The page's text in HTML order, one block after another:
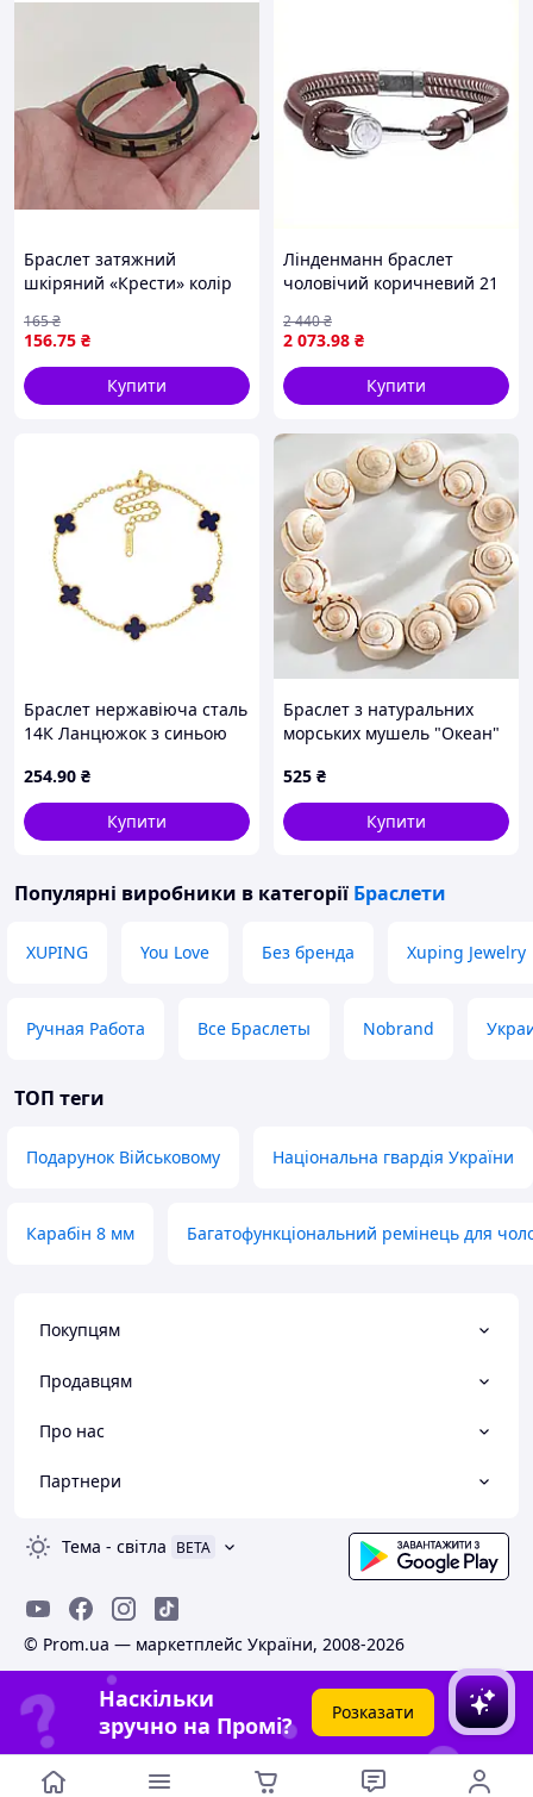
Браслет затяжний
шкіряний «Крести» колір
156.75 ₴
165₴
Купити
Лінденманн браслет
чоловічий коричневий 21
2X403890K
2 073.98 ₴
2 440₴
Купити
Браслет нержавіюча сталь
14К Ланцюжок з синьою
1.5-9мм (350591) ТМ
XUPING
254.90 ₴
Купити
Браслет з натуральних
морських мушель "Океан"
525 ₴
Купити
Популярні виробники в категорії Браслети
XUPING You Love Без бренда Xuping Jewelry
Ручная Работа Все Браслеты Nobrand
ТОП теги
Подарунок Військовому Національна гвардія України
Карабін 8 мм Багатофункціональний ремінець для
Покупцям
Продавцям
Про нас
Партнери
Тема - світла BETA
© Prom.ua — маркетплейс України, 2008-2026
Наскільки
зручно на Промі?
Розказати